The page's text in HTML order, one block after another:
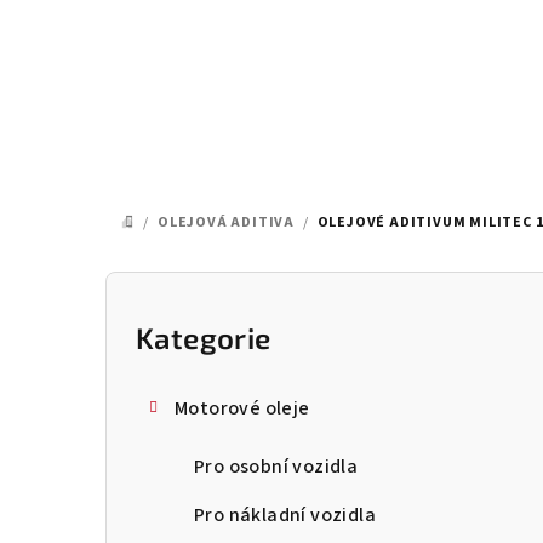
DOMŮ
/ OLEJOVÁ ADITIVA / OLEJOVÉ ADITIVUM MILITEC 1
P
Přeskočit
kategorie
Kategorie
Motorové oleje
Pro osobní vozidla
Pro nákladní vozidla